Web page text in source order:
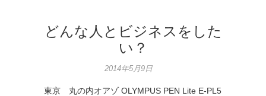
どんな人とビジネスをした
い？
2014年5月9日
東京 丸の内オアゾ OLYMPUS PEN Lite E-PL5